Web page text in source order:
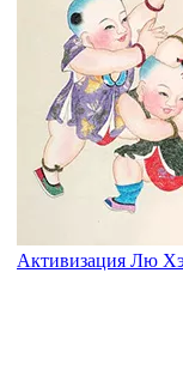
Активизация Лю